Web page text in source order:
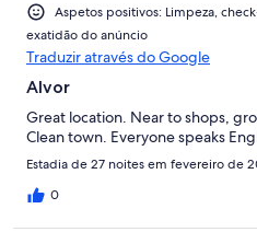
Aspetos positivos: Limpeza,
exatidão do anúncio
Traduzir através do Google
Alvor
Great location. Near to shops,
Clean town. Everyone speaks
Estadia de 27 noites em fevereiro de
0